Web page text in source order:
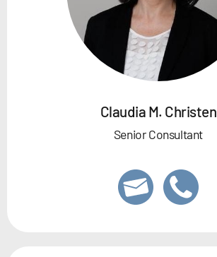
Claudia M. Christen
Senior Consultant